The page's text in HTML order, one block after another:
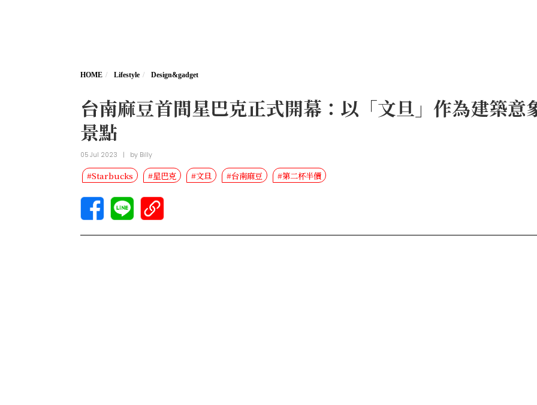
HOME Lifestyle Design&gadget
台南麻豆首間星巴克正式開幕：以「文旦」作為建築意
景點
05 Jul 2023 | by Billy
#Starbucks #星巴克 #文旦 #台南麻豆 #第二杯半價